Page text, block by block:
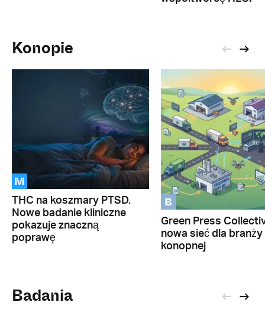
Konopie
M
THC na koszmary PTSD.
Nowe badanie kliniczne
pokazuje znaczną
poprawę
B
Green Press
nowa sieć dla branży
konopnej
Badania